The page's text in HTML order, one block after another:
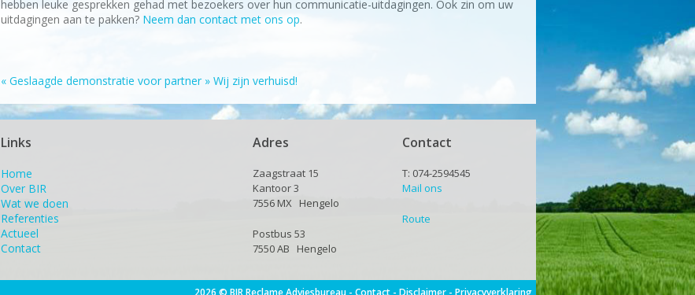
hebben leuke gesprekken gehad met bezoekers over hun communicatie-uitdagingen. Ook zin om uw
uitdagingen aan te pakken? Neem dan contact met ons op.
« Geslaagde demonstratie voor partner » Wij zijn verhuisd!
Links
Home
Over BIR
Wat we doen
Referenties
Actueel
Contact
Adres
Zaagstraat 15
Kantoor 3
7556 MX Hengelo
Postbus 53
7550 AB Hengelo
Contact
T: 074-2594545
Mail ons
Route